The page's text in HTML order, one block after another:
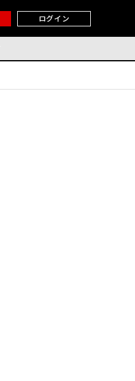
ログイン